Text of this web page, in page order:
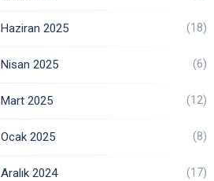
Haziran 2025 (18)
Nisan 2025 (6)
Mart 2025 (12)
Ocak 2025 (8)
Aralık 2024 (17)